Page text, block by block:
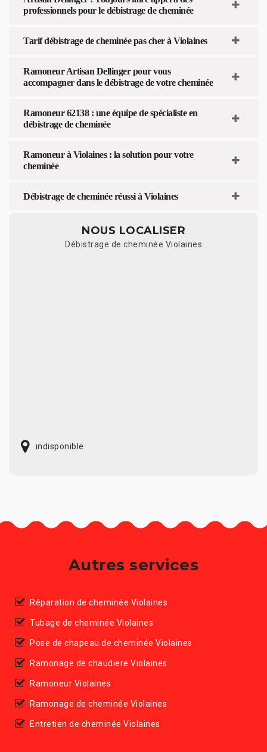
professionnels pour le débistrage de cheminée
Tarif débistrage de cheminée pas cher à Violaines
Ramoneur Artisan Dellinger pour vous
accompagner dans le débistrage de votre cheminée
Ramoneur 62138 : une équipe de spécialiste en
débistrage de cheminée
Ramoneur à Violaines : la solution pour votre
cheminée
Débistrage de cheminée réussi à Violaines
NOUS LOCALISER
Débistrage de cheminée Violaines
indisponible
Autres services
Réparation de cheminée Violaines
Tubage de cheminée Violaines
Pose de chapeau de cheminée Violaines
Ramonage de chaudiere Violaines
Ramoneur Violaines
Ramonage de cheminée Violaines
Entretien de cheminée Violaines